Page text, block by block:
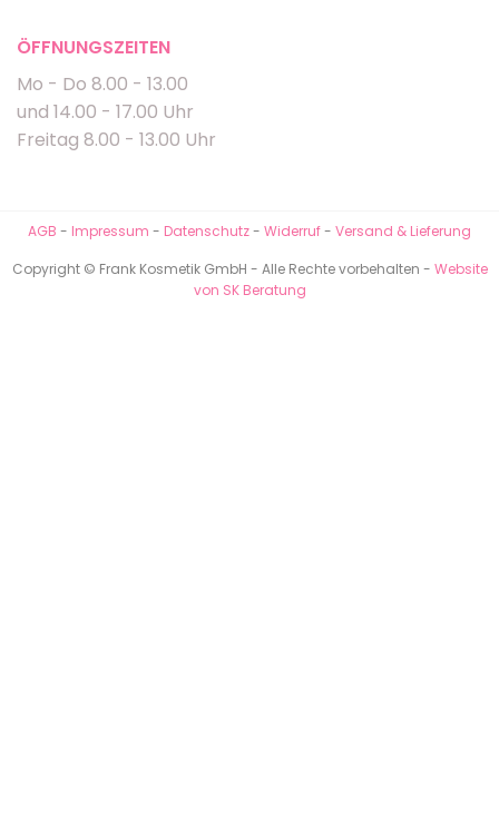
ÖFFNUNGSZEITEN
Mo - Do 8.00 - 13.00
und 14.00 - 17.00 Uhr
Freitag 8.00 - 13.00 Uhr
AGB - Impressum - Datenschutz- Widerruf- Versand & Lieferung
Copyright © Frank Kosmetik GmbH - Alle Rechte vorbehalten - Website
von SK Beratung